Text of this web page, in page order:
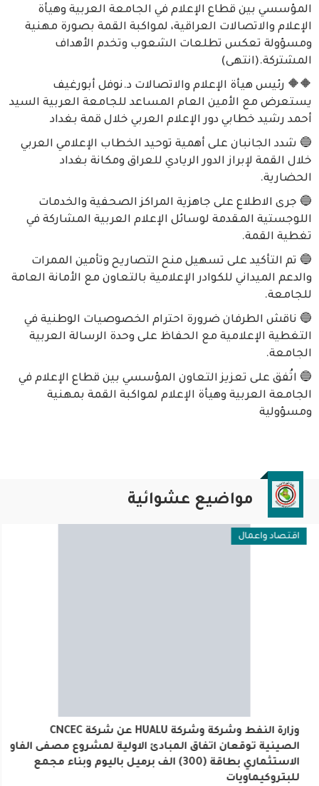
المؤسسي بين قطاع الإعلام في الجامعة العربية وهيأة
الإعلام والاتصالات العراقية، لمواكبة القمة بصورة مهنية
ومسؤولة تعكس تطلعات الشعوب وتخدم الأهداف
المشتركة.(انتهى)
🔶🔶 رئيس هيأة الإعلام والاتصالات د.نوفل أبورغيف
يستعرض مع الأمين العام المساعد للجامعة العربية السيد
أحمد رشيد خطابي دور الإعلام العربي خلال قمة بغداد
🔵 شدد الجانبان على أهمية توحيد الخطاب الإعلامي العربي
خلال القمة لإبراز الدور الريادي للعراق ومكانة بغداد
الحضارية.
🔵 جرى الاطلاع على جاهزية المراكز الصحفية والخدمات
اللوجستية المقدمة لوسائل الإعلام العربية المشاركة في
تغطية القمة.
🔵 تم التأكيد على تسهيل منح التصاريح وتأمين الممرات
والدعم الميداني للكوادر الإعلامية بالتعاون مع الأمانة العامة
للجامعة.
🔵 ناقش الطرفان ضرورة احترام الخصوصيات الوطنية في
التغطية الإعلامية مع الحفاظ على وحدة الرسالة العربية
الجامعة.
🔵 اتُفق على تعزيز التعاون المؤسسي بين قطاع الإعلام في
الجامعة العربية وهيأة الإعلام لمواكبة القمة بمهنية
ومسؤولية
مواضيع عشوائية
اقتصاد واعمال
وزارة النفط وشركة وشركة HUALU عن شركة CNCEC الصينية
توقعان اتفاق المبادئ الاولية لمشروع مصفى الفاو الاستثماري
بطاقة (300) الف برميل باليوم وبناء مجمع للبتروكيماويات